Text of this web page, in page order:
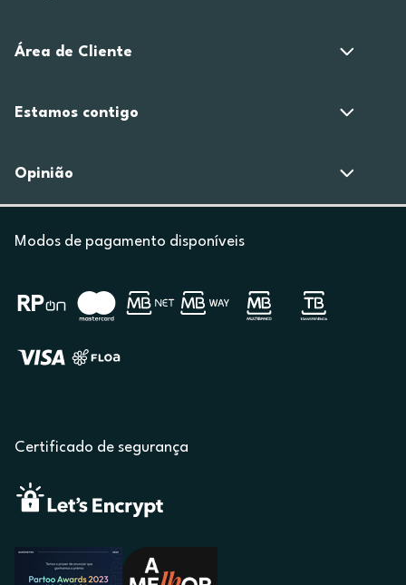
Área de Cliente
Estamos contigo
Opinião
Modos de pagamento disponíveis
Certificado de segurança